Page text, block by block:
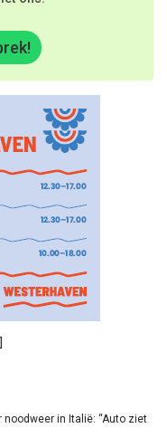
in Italië: “Auto ziet